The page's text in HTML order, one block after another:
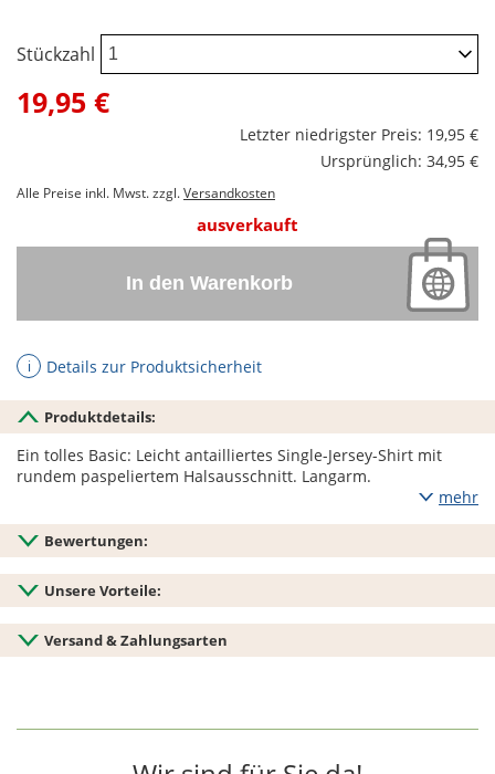
Stückzahl
19,95 €
Letzter niedrigster Preis: 19,95 €
Ursprünglich: 34,95 €
Alle Preise inkl. Mwst. zzgl.Versandkosten
ausverkauft
In den Warenkorb
ℹ Details zur Produktsicherheit
Produktdetails:
Ein tolles Basic: Leicht antailliertes Single-Jersey-Shirt mit
rundem paspeliertem Halsausschnitt. Langarm.
mehr
Bewertungen:
Unsere Vorteile:
Versand & Zahlungsarten